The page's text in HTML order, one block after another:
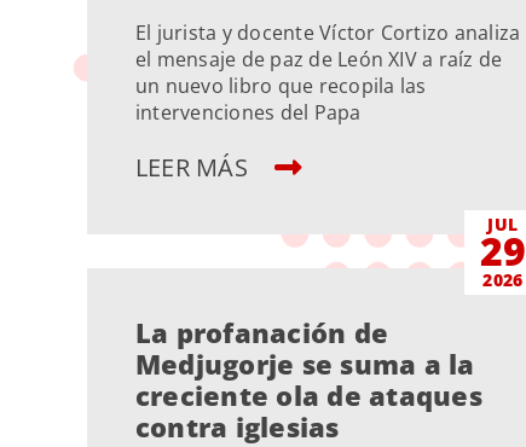
El jurista y docente Víctor Cortizo analiza
el mensaje de paz de León XIV a raíz de
un nuevo libro que recopila las
intervenciones del Papa
LEER MÁS
JUL
29
2026
La profanación de
Medjugorje se suma a la
creciente ola de ataques
contra iglesias